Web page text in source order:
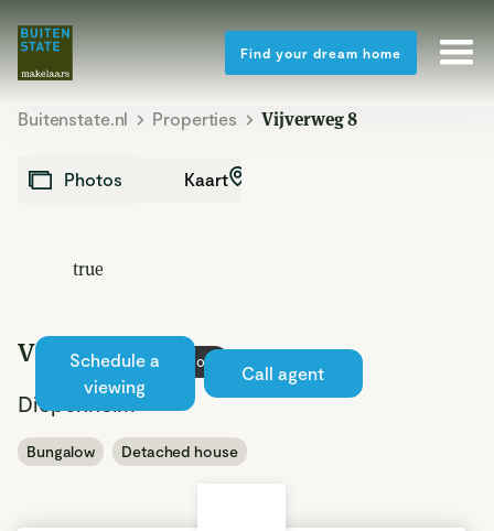
Find your dream home
Buitenstate.nl Properties Vijverweg 8
Photos Kaart
true
Schedule a
viewing
Call agent
Vijverweg 8 Sold
Diepenheim
Bungalow Detached house